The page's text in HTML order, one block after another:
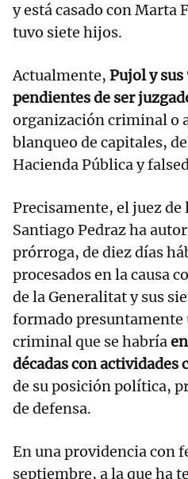
y está casado con Marta
tuvo siete hijos.
Actualmente, Pujol y
pendientes de ser
organización criminal o
blanqueo de capitales,
Hacienda Pública y
Precisamente, el juez
Santiago Pedraz ha
prórroga, de diez días
procesados en la causa
de la Generalitat y sus
formado presuntamente
criminal que se habría
décadas con actividades
de su posición política,
de defensa.
En una providencia con
septiembre, a la que ha